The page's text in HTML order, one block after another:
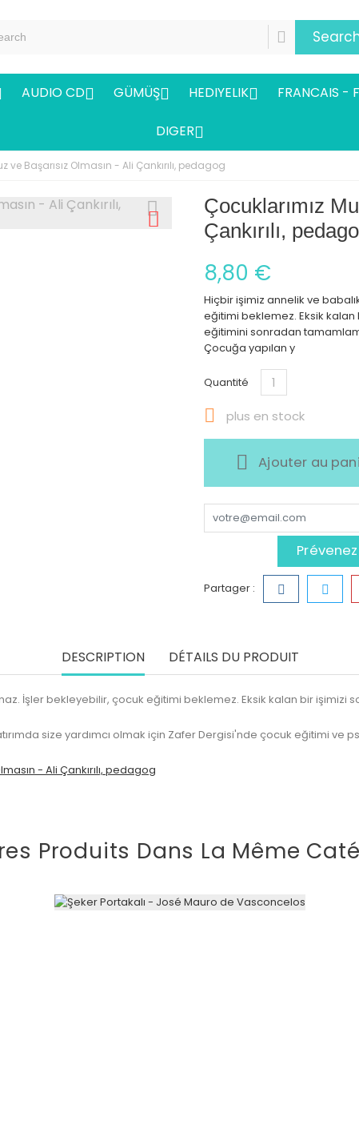
AUDIO CD GÜMÜŞ HEDIYELIK FRANCAIS -
DIGER
ve Başarısız Olmasın - Ali Çankırılı, pedagog
Çocuklarımız
Çankırılı,
8,80 €
Hiçbir işimiz annelik ve
eğitimi beklemez. Eksik
eğitimini sonradan
Çocuğa yapılan y
Quantité
 plus en stock
Ajouter au
Partager :
DESCRIPTION DÉTAILS DU PRODUIT
İşler bekleyebilir, çocuk eğitimi beklemez. Eksik kalan bir
size yardımcı olmak için Zafer Dergisi'nde çocuk eğitimi
- Ali Çankırılı, pedagog
Produits Dans La Même